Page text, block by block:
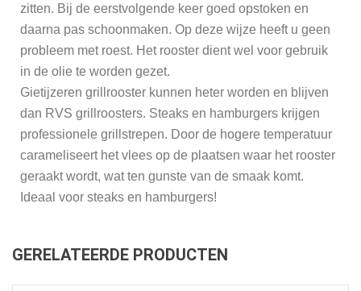
zitten. Bij de eerstvolgende keer goed opstoken en
daarna pas schoonmaken. Op deze wijze heeft u geen
probleem met roest. Het rooster dient wel voor gebruik
in de olie te worden gezet.
Gietijzeren grillrooster kunnen heter worden en blijven
dan RVS grillroosters. Steaks en hamburgers krijgen
professionele grillstrepen. Door de hogere temperatuur
carameliseert het vlees op de plaatsen waar het rooster
geraakt wordt, wat ten gunste van de smaak komt.
Ideaal voor steaks en hamburgers!
GERELATEERDE PRODUCTEN